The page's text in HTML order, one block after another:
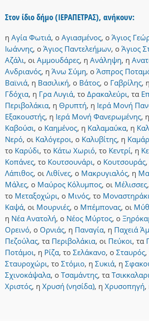
Στον ίδιο δήμο (ΙΕΡΑΠΕΤΡΑΣ), ανήκουν:
η Αγία Φωτιά, ο Αγιασμένος, ο Άγιος
Ιωάννης, ο Άγιος Παντελεήμων, ο Άγιος
Αζάλι, οι Αμμουδάρες, η Ανάληψη, η
Ανδριανός, η Άνω Σύμη, ο Άσπρος
Βαϊνιά, η Βασιλική, ο Βάτος, ο Γαβρίλης, η
Γδόχια, η Γρα Λυγιά, το Δρακαλεύρι, τα
Περιβολάκια, η Θρυπτή, η Ιερά Μονή
Εξακουστής, η Ιερά Μονή Φανερωμένης, η
Καβούσι, ο Καημένος, η Καλαμαύκα, η
Νερό, οι Καλόγεροι, ο Καλυβίτης, η
το Καρύδι, το Κάτω Χωριό, το Κεντρί, η
Κοπάνες, το Κουτσουνάρι, ο Κουτσουράς,
Λάπιθος, οι Λιθίνες, ο Μακρυγιαλός, η
Μάλες, ο Μαύρος Κόλυμπος, οι Μέλισσες,
το Μεταξοχώρι, ο Μινός, το
Καψά, οι Μουρνιές, ο Μπέμπονας, οι
η Νέα Ανατολή, ο Νέος Μύρτος, ο
Ορεινό, ο Ορνιάς, η Παναγία, η Παχειά
Πεζούλας, τα Περιβολάκια, οι Πεύκοι, τα
Ποτάμοι, η Ρίζα, το Σελάκανο, ο Σταυρός,
Σταυροχώρι, το Στόμιο, η Συκιά, η
Σχινοκάψαλα, ο Τσαμάντης, τα
Χριστός, η Χρυσή (νησίδα), η Χρυσοπηγή,